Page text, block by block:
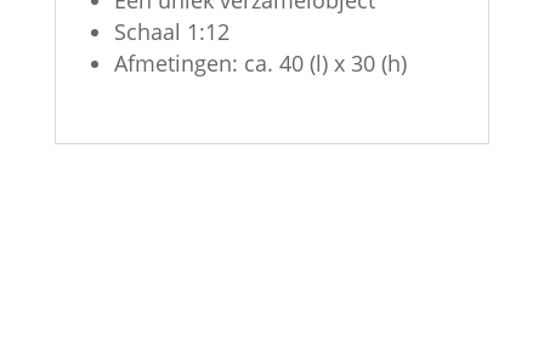
Schaal 1:12
Afmetingen: ca. 40 (l) x 30 (h)